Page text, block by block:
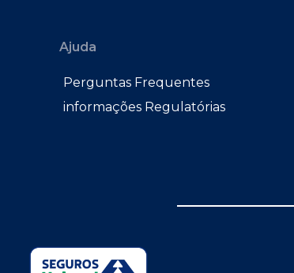
Ajuda
Perguntas Frequentes
informações Regulatórias